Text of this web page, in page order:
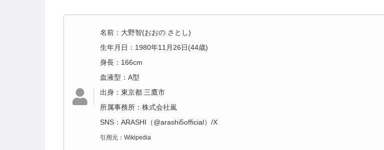
名前：大野智(おおの さとし)
生年月日：1980年11月26日(44歳)
身長：166cm
血液型：A型
出身：東京都 三鷹市
所属事務所：株式会社嵐
SNS：ARASHI（@arashi5official）/X
引用元：Wikipedia